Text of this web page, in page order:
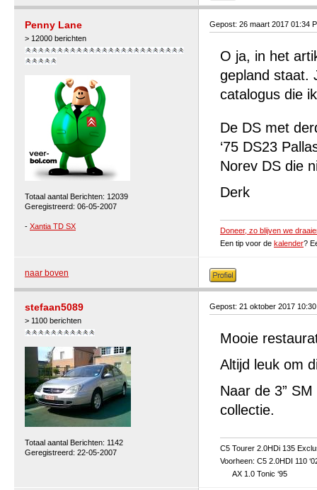
Penny Lane
> 12000 berichten
Totaal aantal Berichten: 12039
Geregistreerd: 06-05-2007
- Xantia TD SX
Gepost: 26 maart 2017 01:34
O ja, in het
gepland staat.
catalogus die
De DS met
‘75 DS23
Norev DS die
Derk
Doneer, zo blijven we
Een tip voor de kalender?
naar boven
stefaan5089
> 1100 berichten
Totaal aantal Berichten: 1142
Geregistreerd: 22-05-2007
Gepost: 21 oktober 2017
Mooie
Altijd leuk om
Naar de 3”
collectie.
C5 Tourer 2.0HDi 135
Voorheen: C5 2.0HDI 110
AX 1.0 Tonic ‘95